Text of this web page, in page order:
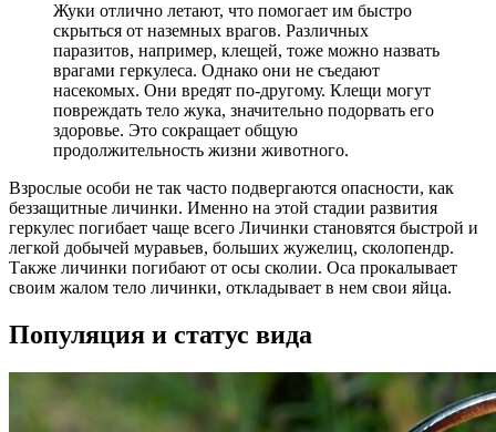
Жуки отлично летают, что помогает им быстро
скрыться от наземных врагов. Различных
паразитов, например, клещей, тоже можно назвать
врагами геркулеса. Однако они не съедают
насекомых. Они вредят по-другому. Клещи могут
повреждать тело жука, значительно подорвать его
здоровье. Это сокращает общую
продолжительность жизни животного.
Взрослые особи не так часто подвергаются опасности, как
беззащитные личинки. Именно на этой стадии развития
геркулес погибает чаще всего Личинки становятся быстрой и
легкой добычей муравьев, больших жужелиц, сколопендр.
Также личинки погибают от осы сколии. Оса прокалывает
своим жалом тело личинки, откладывает в нем свои яйца.
Популяция и статус вида